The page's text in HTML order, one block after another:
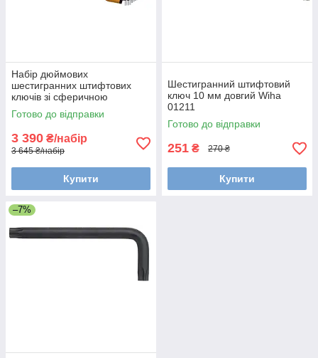
Набір дюймових
шестигранних штифтових
ключів зі сферичною
головкою та MagicRing®
ErgoStar Wiha 43852
Готово до відправки
3 390 ₴/набір
3 645 ₴/набір
Купити
Шестигранний штифтовий
ключ 10 мм довгий Wiha
01211
Готово до відправки
251 ₴ 270 ₴
Купити
–7%